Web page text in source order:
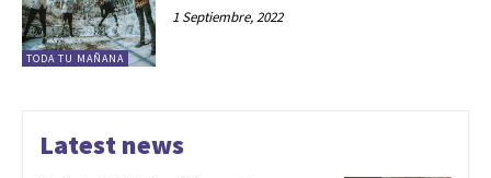
TODA TU MAÑANA
1 Septiembre, 2022
Latest news